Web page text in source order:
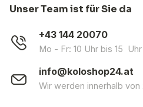
Unser Team ist für Sie da
+43 144 20070
Mo - Fr: 10 Uhr bis 15 Uhr
info@koloshop24.at
Wir werden innerhalb